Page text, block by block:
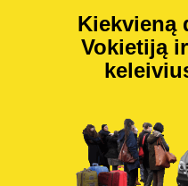
Kiekvieną
Vokietiją